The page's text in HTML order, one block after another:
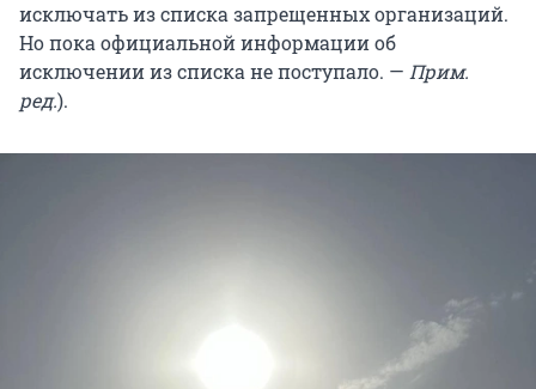
исключать из списка запрещенных организаций.
Но пока официальной информации об
исключении из списка не поступало. — Прим.
ред.).